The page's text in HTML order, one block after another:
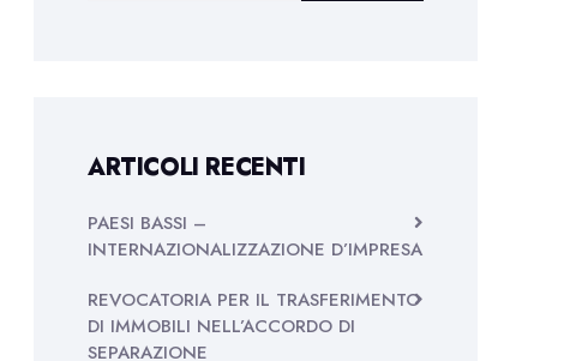
ARTICOLI RECENTI
PAESI BASSI –
INTERNAZIONALIZZAZIONE D’IMPRESA
REVOCATORIA PER IL TRASFERIMENTO
DI IMMOBILI NELL’ACCORDO DI
SEPARAZIONE